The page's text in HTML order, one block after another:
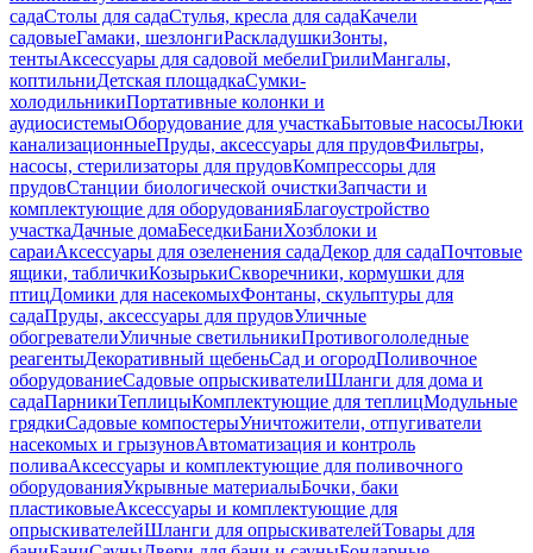
садаСтолы для садаСтулья, кресла для садаКачели
садовыеГамаки, шезлонгиРаскладушкиЗонты,
тентыАксессуары для садовой мебелиГрилиМангалы,
коптильниДетская площадкаСумки-
холодильникиПортативные колонки и
аудиосистемыОборудование для участкаБытовые насосыЛюки
канализационныеПруды, аксессуары для прудовФильтры,
насосы, стерилизаторы для прудовКомпрессоры для
прудовСтанции биологической очисткиЗапчасти и
комплектующие для оборудованияБлагоустройство
участкаДачные домаБеседкиБаниХозблоки и
сараиАксессуары для озеленения садаДекор для садаПочтовые
ящики, табличкиКозырькиСкворечники, кормушки для
птицДомики для насекомыхФонтаны, скульптуры для
садаПруды, аксессуары для прудовУличные
обогревателиУличные светильникиПротивогололедные
реагентыДекоративный щебеньСад и огородПоливочное
оборудованиеСадовые опрыскивателиШланги для дома и
садаПарникиТеплицыКомплектующие для теплицМодульные
грядкиСадовые компостерыУничтожители, отпугиватели
насекомых и грызуновАвтоматизация и контроль
поливаАксессуары и комплектующие для поливочного
оборудованияУкрывные материалыБочки, баки
пластиковыеАксессуары и комплектующие для
опрыскивателейШланги для опрыскивателейТовары для